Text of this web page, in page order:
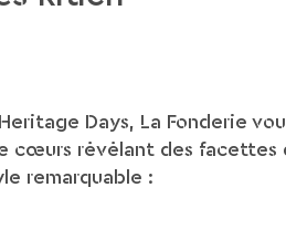
Days, La Fonderie
cœurs révélant des facettes
remarquable :